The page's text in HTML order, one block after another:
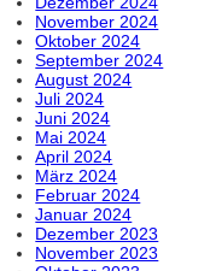
November 2024
Oktober 2024
September 2024
August 2024
Juli 2024
Juni 2024
Mai 2024
April 2024
März 2024
Februar 2024
Januar 2024
Dezember 2023
November 2023